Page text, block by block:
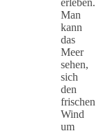
erleben.
Man
kann
das
Meer
sehen,
sich
den
frischen
Wind
um